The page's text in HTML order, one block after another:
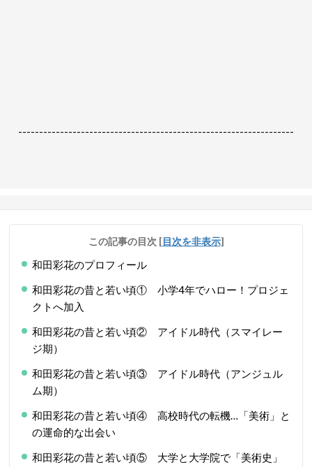
------------------------------------------------------------------
この記事の目次 [目次を非表示]
和田彩花のプロフィール
和田彩花の昔と若い頃① 小学4年でハロー！プロジェ
クトへ加入
和田彩花の昔と若い頃② アイドル時代（スマイレー
ジ期）
和田彩花の昔と若い頃③ アイドル時代（アンジュル
ム期）
和田彩花の昔と若い頃④ 高校時代の転機…「美術」と
の運命的な出会い
和田彩花の昔と若い頃⑤ 大学と大学院で「美術史」